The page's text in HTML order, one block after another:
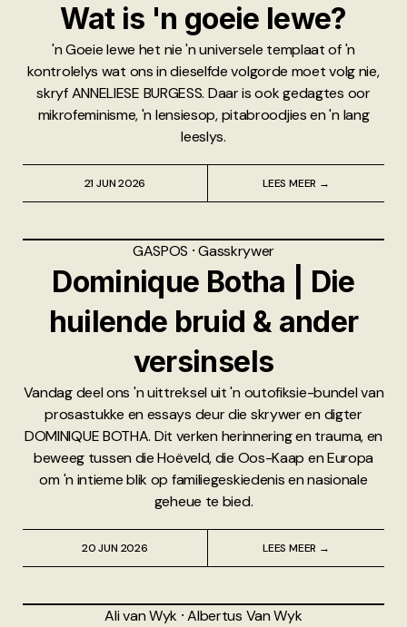
Wat is 'n goeie lewe?
'n Goeie lewe het nie 'n universele templaat of 'n
kontrolelys wat ons in dieselfde volgorde moet volg nie,
skryf ANNELIESE BURGESS. Daar is ook gedagtes oor
mikrofeminisme, 'n lensiesop, pitabroodjies en 'n lang
leeslys.
21 JUN 2026 LEES MEER →
GASPOS ⸱Gasskrywer
Dominique Botha | Die
huilende bruid & ander
versinsels
Vandag deel ons 'n uittreksel uit 'n outofiksie-bundel van
prosastukke en essays deur die skrywer en digter
DOMINIQUE BOTHA. Dit verken herinnering en trauma, en
beweeg tussen die Hoëveld, die Oos-Kaap en Europa
om 'n intieme blik op familiegeskiedenis en nasionale
geheue te bied.
20 JUN 2026 LEES MEER →
Ali van Wyk ⸱Albertus Van Wyk